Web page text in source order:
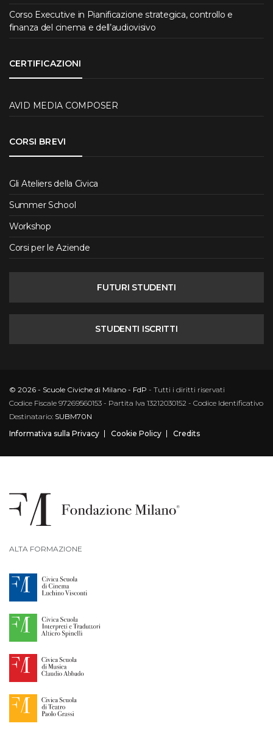
Corso Executive in Pianificazione strategica, controllo e
finanza del cinema e dell’audiovisivo
CERTIFICAZIONI
AVID MEDIA COMPOSER
CORSI BREVI
Gli Ateliers della Civica
Summer School
Workshop
Corsi per le Aziende
FUTURI STUDENTI
STUDENTI ISCRITTI
© 2026 - Scuole Civiche di Milano - FdP - Tutti i diritti riservati
Codice Fiscale 97269560153 - Partita Iva 13212030152 - Codice Identificativo
Destinatario: SUBM70N
Informativa sulla Privacy
Cookie Policy Credits
ALTA FORMAZIONE